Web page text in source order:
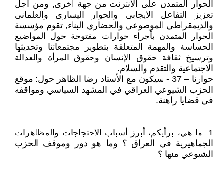
الحوار المتمدن على الانترنت من جهة أخرى, ومن أجل
تعزيز التفاعل الايجابي والحوار اليساري والعلماني
والديمقراطي الموضوعي والحضاري البناء, تقوم مؤسسة
الحوار المتمدن بأجراء حوارات مفتوحة حول المواضيع
الحساسة والمهمة المتعلقة بتطوير مجتمعاتنا وتحديثها
وترسيخ ثقافة حقوق الإنسان وحقوق المرأة والعدالة
الاجتماعية والتقدم والسلام.
حوارنا – 37 - سيكون مع الأستاذ رضا الظاهر حول: موقع
الحزب الشيوعي العراقي في المشهد السياسي ومواقفه
في قضايا راهنة.
1ـ ما هي، برأيكم، أبرز أسباب الاحتجاجات والمظاهرات
الجماهيرية في العراق ؟ وما هو دور وموقف الحزب
الشيوعي منها ؟